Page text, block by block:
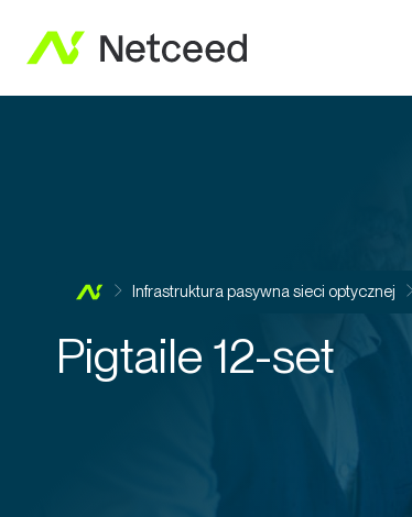
Infrastruktura pasywna sieci optycznej
Pigtaile 12-set